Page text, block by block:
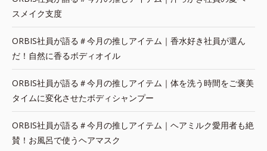
スメイク支度
ORBIS社員が語る＃今月の推しアイテム｜香水好き社員が選ん
だ！自然に香るボディオイル
ORBIS社員が語る＃今月の推しアイテム｜体を洗う時間をご褒美
タイムに変化させたボディシャンプー
ORBIS社員が語る＃今月の推しアイテム｜ヘアミルク愛用者も絶
賛！お風呂で使うヘアマスク